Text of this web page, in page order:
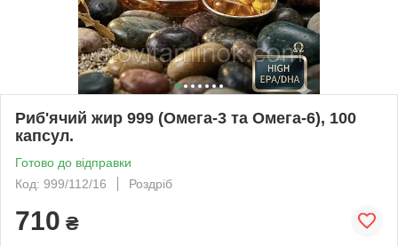
Риб'ячий жир 999 (Омега-3 та Омега-6), 100
капсул.
Готово до відправки
Код: 999/112/16
Роздріб
710 ₴